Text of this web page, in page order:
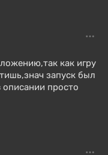
как игру
запуск был
описании просто